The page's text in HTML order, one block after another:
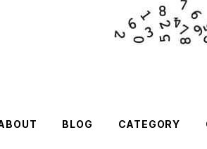
BLOG CATEGORY